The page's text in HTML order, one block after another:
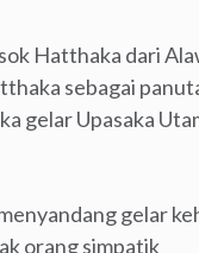
Hatthaka dari
sebagai
gelar Upasaka
gelar
orang simpatik